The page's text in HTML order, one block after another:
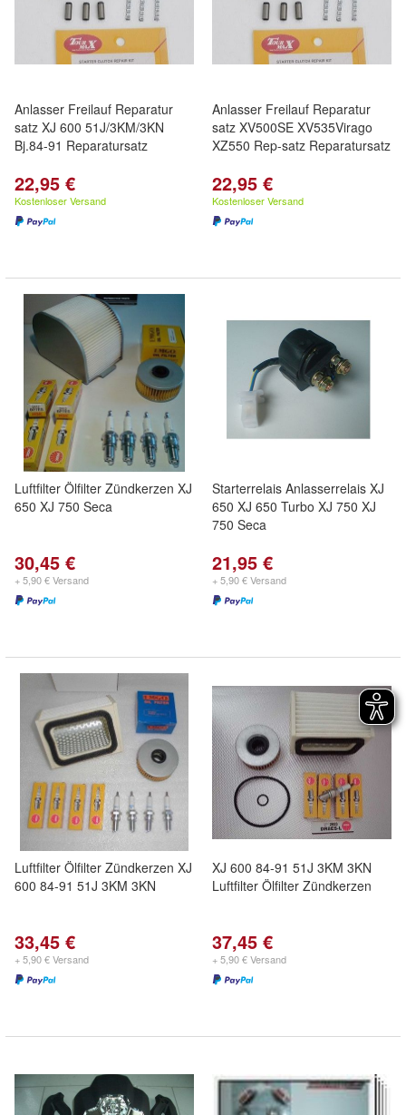
Anlasser Freilauf Reparatur
satz XJ 600 51J/3KM/3KN
Bj.84-91 Reparatursatz
22,95 €
Kostenloser Versand
Anlasser Freilauf Reparatur
satz XV500SE XV535Virago
XZ550 Rep-satz Reparatursatz
22,95 €
Kostenloser Versand
Luftfilter Ölfilter Zündkerzen XJ
650 XJ 750 Seca
30,45 €
+ 5,90 € Versand
Starterrelais Anlasserrelais XJ
650 XJ 650 Turbo XJ 750 XJ
750 Seca
21,95 €
+ 5,90 € Versand
Luftfilter Ölfilter Zündkerzen XJ
600 84-91 51J 3KM 3KN
33,45 €
+ 5,90 € Versand
XJ 600 84-91 51J 3KM 3KN
Luftfilter Ölfilter Zündkerzen
37,45 €
+ 5,90 € Versand